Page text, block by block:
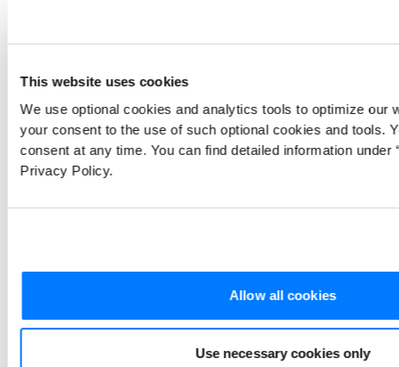
This website uses cookies
We use optional cookies and analytics tools to optimize our
your consent to the use of such optional cookies and tools.
consent at any time. You can find detailed information under
Privacy Policy.
Allow all cookies
Use necessary cookies only
Desarrollar o cuestionar la teoría
existente: La investigación cualitativa
también puede contribuir a perfeccionar o
ampliar las teorías existentes aportando
nuevas perspectivas, revelando
complejidades que antes pasaban
pueden ser insuficientes o inexactas. Al
examinar los matices y detalles
específicos del contexto de un fenómeno,
los investigadores pueden generar